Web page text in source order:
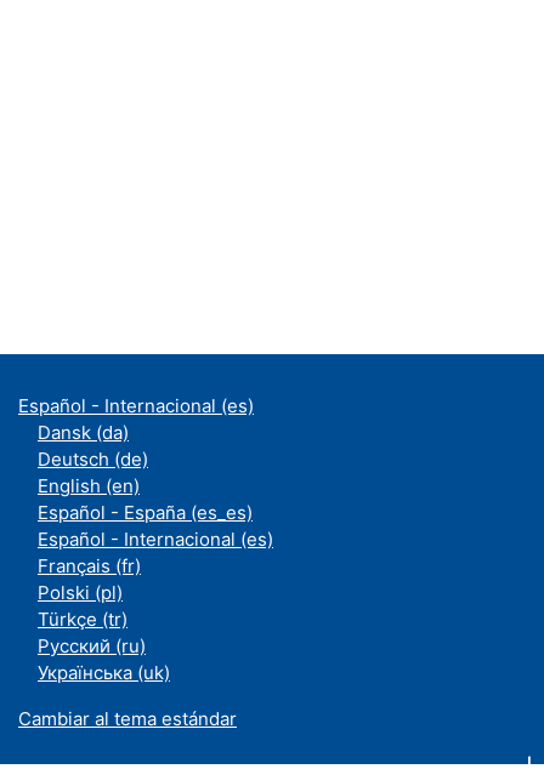
Español - Internacional ‎(es)‎
Dansk ‎(da)‎
Deutsch ‎(de)‎
English ‎(en)‎
Español - España ‎(es_es)‎
Español - Internacional ‎(es)‎
Français ‎(fr)‎
Polski ‎(pl)‎
Türkçe ‎(tr)‎
Русский ‎(ru)‎
Українська ‎(uk)‎
Cambiar al tema estándar